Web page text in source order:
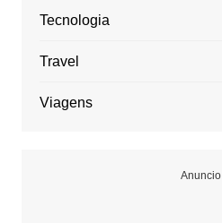
Tecnologia
Travel
Viagens
Anuncio